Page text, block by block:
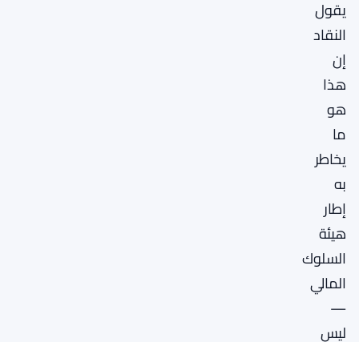
يقول
النقاد
إن
هذا
هو
ما
يخاطر
به
إطار
هيئة
السلوك
المالي
—
ليس